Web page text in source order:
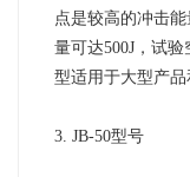
点是较高的冲击
量可达500J，试验
型适用于大型产品
3. JB-50型号